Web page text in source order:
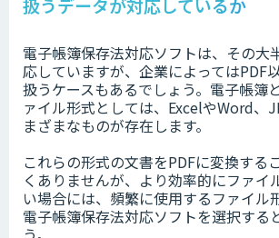
扱うデータが対応しているか
電子帳簿保存法対応ソフトは、その大
応していますが、企業によってはPDF
扱うケースもあるでしょう。電子帳簿
ァイル形式としては、ExcelやWord、
まざまなものが存在します。
これらの形式の文書をPDFに変換する
くありませんが、より効率的にファイ
い場合には、頻繁に使用するファイル
電子帳簿保存法対応ソフトを選択する